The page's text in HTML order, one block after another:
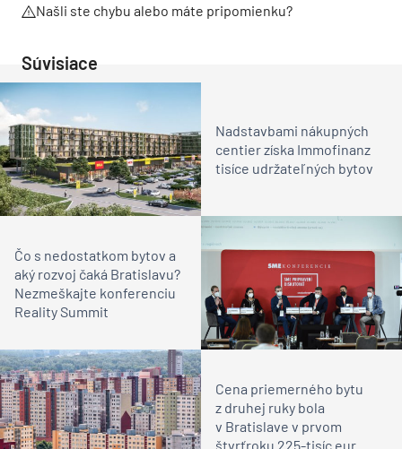
Našli ste chybu alebo máte pripomienku?
Súvisiace
Nadstavbami nákupných
centier získa Immofinanz
tisíce udržateľných bytov
Čo s nedostatkom bytov a
aký rozvoj čaká Bratislavu?
Nezmeškajte konferenciu
Reality Summit
Cena priemerného bytu
z druhej ruky bola
v Bratislave v prvom
štvrťroku 225-tisíc eur